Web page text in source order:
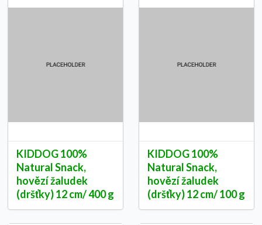
KIDDOG 100%
Natural Snack,
hovězí žaludek
(dršťky) 12 cm/ 400 g
KIDDOG 100%
Natural Snack,
hovězí žaludek
(dršťky) 12 cm/ 100 g